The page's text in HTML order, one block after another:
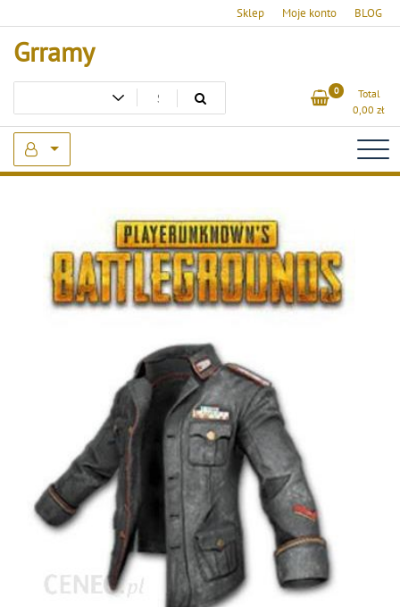
to
content
Sklep Moje konto BLOG
Grramy
0
Total
0,00 zł